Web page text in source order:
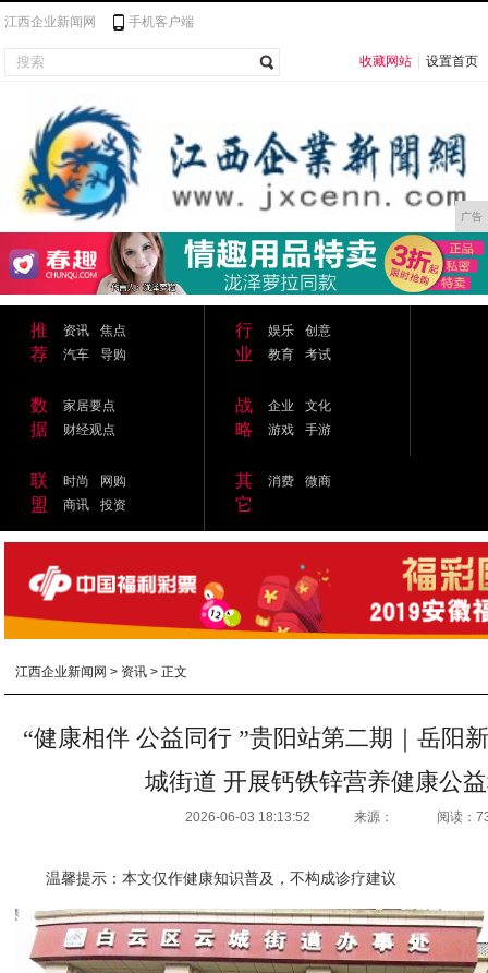
江西企业新闻网 手机客户端
收藏网站 设置首页
广告
推
荐
资讯
焦点
汽车
导购
行
业
娱乐
创意
教育
考试
数
据
家居要点
财经观点
战
略
企业
文化
游戏
手游
联
盟
时尚
网购
商讯
投资
其
它
消费 微商
江西企业新闻网 > 资讯 > 正文
“健康相伴 公益同行 ”贵阳站第二期｜岳阳
城街道 开展钙铁锌营养健康公
2026-06-03 18:13:52 来源： 阅读：
温馨提示：本文仅作健康知识普及，不构成诊疗建议